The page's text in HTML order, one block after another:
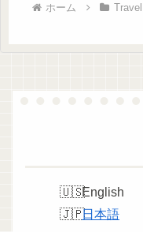
ホーム Travel
English
日本語